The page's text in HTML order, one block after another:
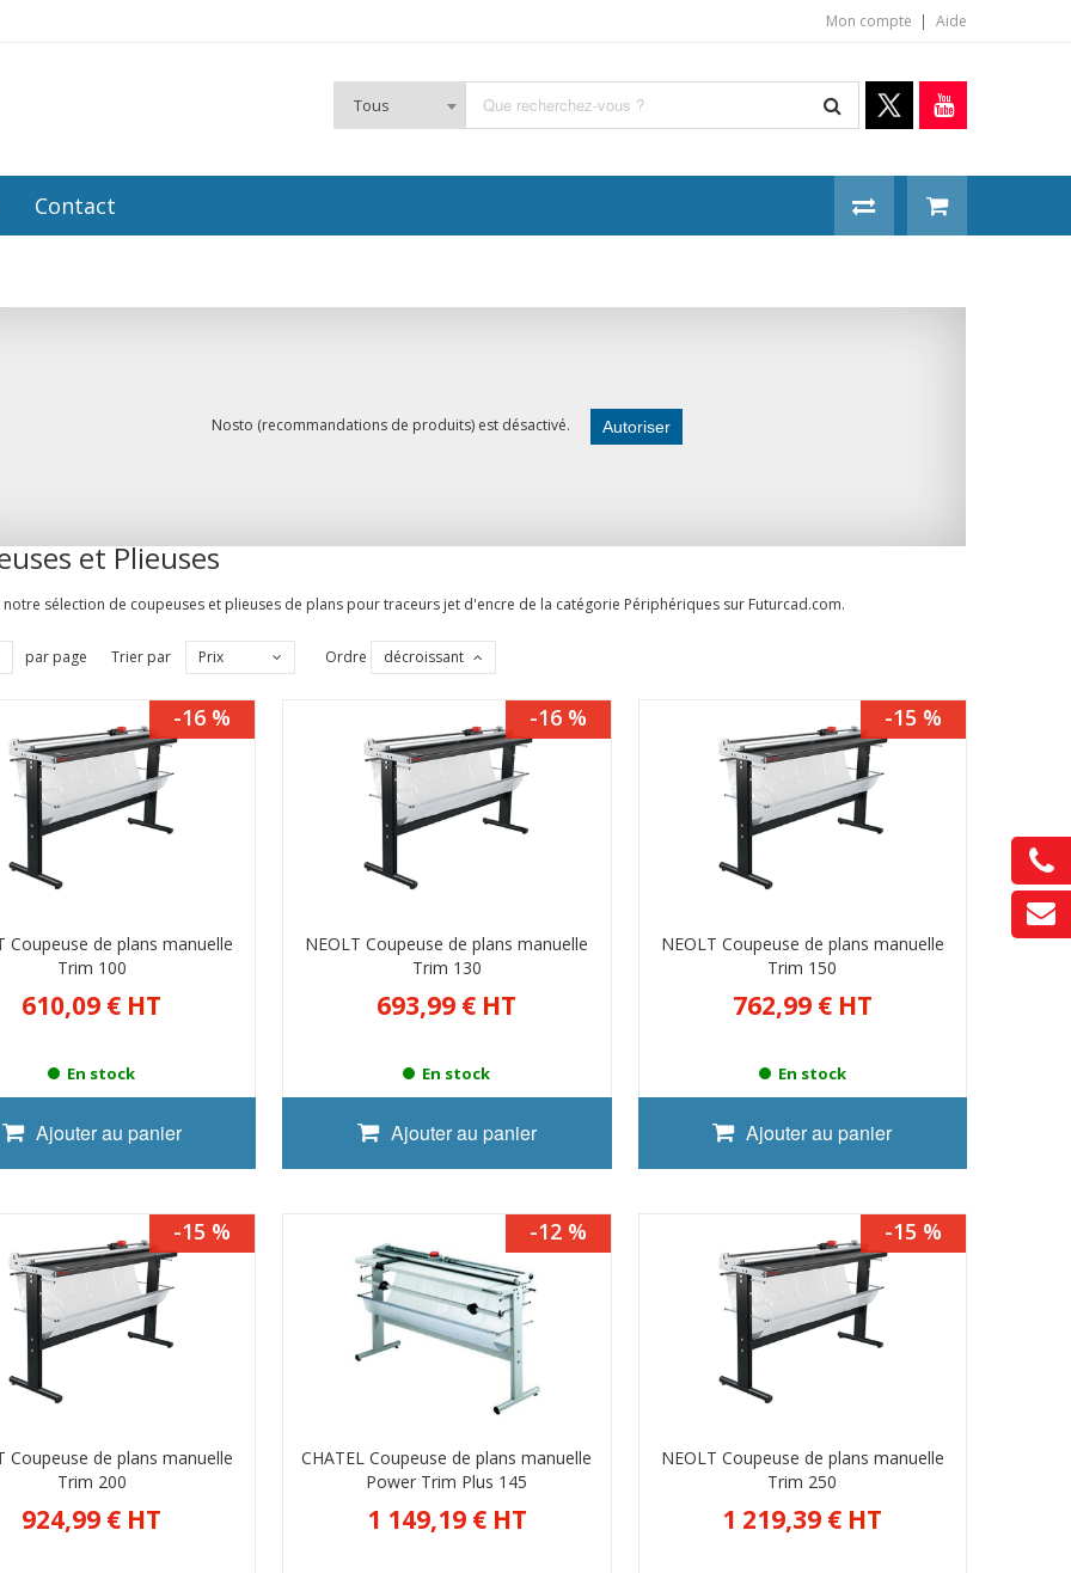
Mon compte Aide
Tous
Contact
Nosto (recommandations de produits) est désactivé. Autoriser
et Plieuses
notre sélection de coupeuses et plieuses de plans pour traceurs jet d'encre de la catégorie Périphériques sur Futurcad.com.
par page Trier par Prix Ordre décroissant
-16 %
Coupeuse de plans manuelle
Trim 100
HT
610,09 €
En stock
Ajouter au panier
-16 %
NEOLT Coupeuse de plans manuelle
Trim 130
HT
693,99 €
En stock
Ajouter au panier
-15 %
NEOLT Coupeuse de plans manuelle
Trim 150
HT
762,99 €
En stock
Ajouter au panier
-15 %
Coupeuse de plans manuelle
Trim 200
HT
924,99 €
-12 %
CHATEL Coupeuse de plans manuelle
Power Trim Plus 145
HT
1 149,19 €
-15 %
NEOLT Coupeuse de plans manuelle
Trim 250
HT
1 219,39 €